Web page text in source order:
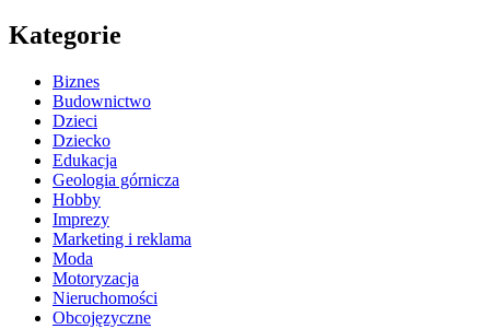
Kategorie
Biznes
Budownictwo
Dzieci
Dziecko
Edukacja
Geologia górnicza
Hobby
Imprezy
Marketing i reklama
Moda
Motoryzacja
Nieruchomości
Obcojęzyczne